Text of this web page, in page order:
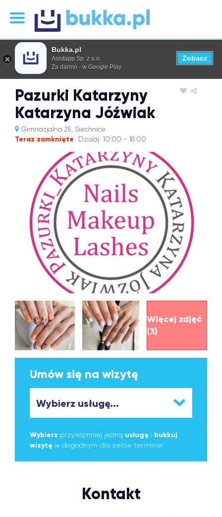
Pazurki Katarzyny
Katarzyna Jóźwiak
Gimnazjalna 2E, Siechnice
Teraz zamknięte Dzisiaj: 10:00 - 18:00
Więcej zdjęć
(3)
Umów się na wizytę
Wybierz przynajmniej jedną usługę i bukkuj
wizytę w dogodnym dla siebie terminie!
Kontakt
Bukka.pl
Asistapp Sp. z o.o.
Za darmo - w Google Play
Zobacz